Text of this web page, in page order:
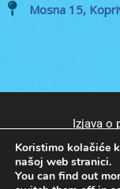
Mosna 15,
Izjava o
Koristimo kolačiće
našoj web stranici.
You can find out